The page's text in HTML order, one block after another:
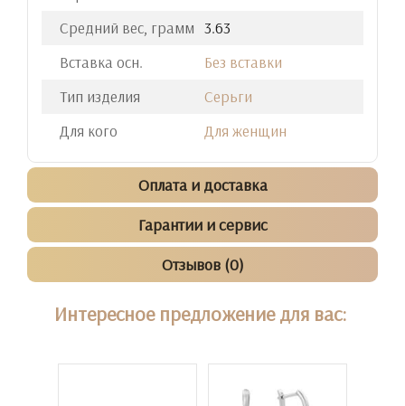
Средний вес, грамм 3.63
Вставка осн.
Без вставки
Тип изделия
Серьги
Для кого
Для женщин
Оплата и доставка
Гарантии и сервис
Отзывов (0)
Интересное предложение для вас: